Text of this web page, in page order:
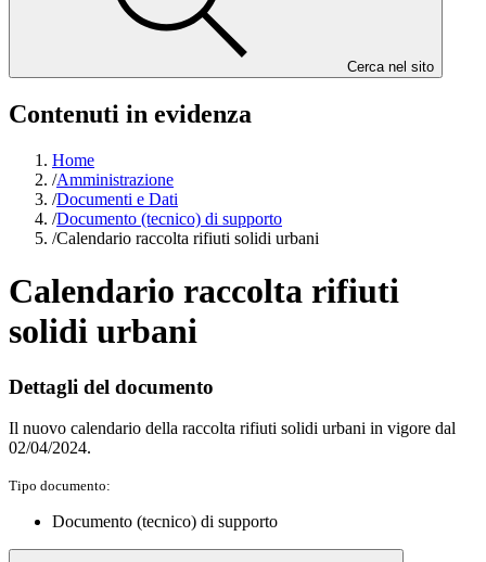
Cerca nel sito
Contenuti in evidenza
Home
/Amministrazione
/Documenti e Dati
/Documento (tecnico) di supporto
/Calendario raccolta rifiuti solidi urbani
Calendario raccolta rifiuti
solidi urbani
Dettagli del documento
Il nuovo calendario della raccolta rifiuti solidi urbani in vigore dal
02/04/2024.
Tipo documento:
Documento (tecnico) di supporto